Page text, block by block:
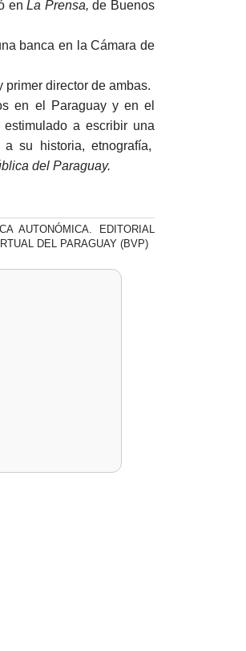
en La Prensa, de Buenos
banca en la Cámara de
primer director de ambas.
en el Paraguay y en el
a escribir una
su historia, etnografía,
del Paraguay.
AUTONÓMICA. EDITORIAL
DEL PARAGUAY (BVP)